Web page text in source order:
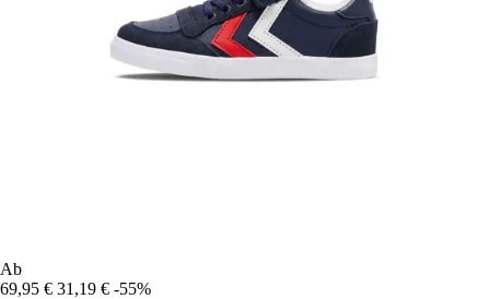
Ab
69,95 € 31,19 € -55%